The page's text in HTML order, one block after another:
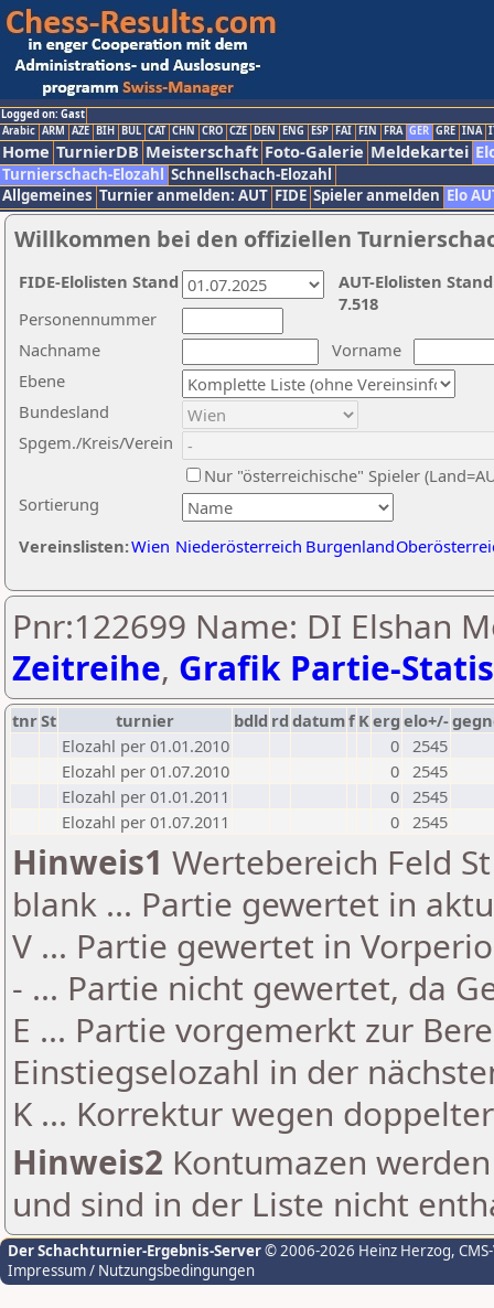
Logged on: Gast
Arabic ARM AZE BIH BUL CAT CHN CRO CZE DEN ENG ESP FAI FIN FRA GER GRE INA
Home TurnierDB Meisterschaft Foto-Galerie Meldekartei
Turnierschach-Elozahl Schnellschach-Elozahl
Allgemeines Turnier anmelden: AUT FIDE Spieler anmelden Elo
Willkommen bei den offiziellen
Nachname
Vorname
Ebene
Sortierung
Personennummer
Bundesland
Spgem./Kreis/Verein
Nur "österreichische" Spieler
Vereinslisten:Wien Niederösterreich Burgenland
AUT-Elolisten
7.518
FIDE-Elolisten Stand
Pnr:122699 Name: DI Elshan
Zeitreihe, Grafik Partie-
tnrSt turnier bdld rd datumf Kerg elo+/-
Elozahl per 01.01.2010
0 2545
Elozahl per 01.07.2010
0 2545
Elozahl per 01.01.2011
0 2545
Elozahl per 01.07.2011
0 2545
Hinweis1 Wertebereich Feld
blank ... Partie gewertet in
V ... Partie gewertet in
- ... Partie nicht gewertet, da
E ... Partie vorgemerkt zur
Einstiegselozahl in der
K ... Korrektur wegen
Hinweis2 Kontumazen
und sind in der Liste nicht
Der Schachturnier-Ergebnis-Server© 2006-2026 Heinz Herzog,
Impressum / Nutzungsbedingungen